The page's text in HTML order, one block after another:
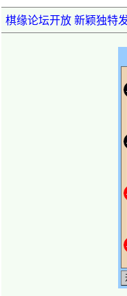
棋缘论坛开放 新颖独特